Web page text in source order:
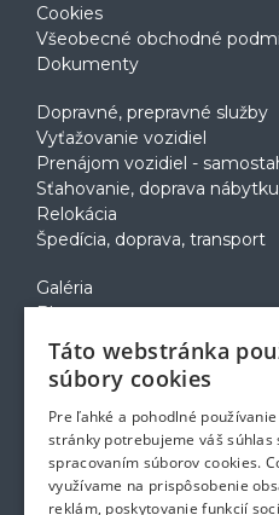
Cookies
Všeobecné obchodné
Dokumenty
Dopravné, prepravné služby
Vyťažovanie vozidiel
Prenájom vozidiel -
Sťahovanie, doprava
Relokácia
Špedícia, doprava, transport
Galéria
Blog
Voľné pozície
Zapožičanie krabíc
Rady a tipy pri sťahovaní
Prepravný poriadok
Kontakt
Táto webstránka
súbory cookies
Pre ľahké a pohodlné
stránky potrebujeme váš súhlas
spracovaním súborov cookies.
využívame na prispôsobenie
reklám, poskytovanie funkcií